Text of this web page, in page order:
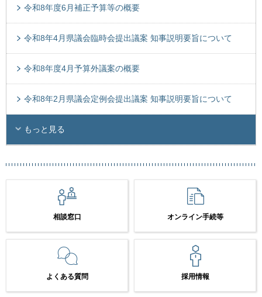
令和8年度6月補正予算等の概要
令和8年4月県議会臨時会提出議案 知事説明要旨について
令和8年度4月予算外議案の概要
令和8年2月県議会定例会提出議案 知事説明要旨について
もっと見る
相談窓口 オンライン手続等
よくある質問 採用情報